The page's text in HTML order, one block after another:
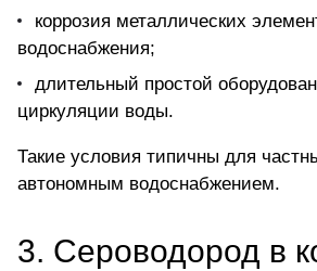
коррозия металлических
водоснабжения;
длительный простой
циркуляции воды.
Такие условия типичны для
автономным водоснабжением.
3. Сероводород в